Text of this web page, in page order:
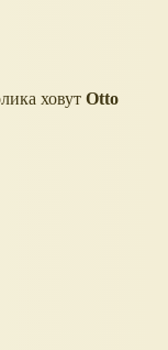
ховут Otto